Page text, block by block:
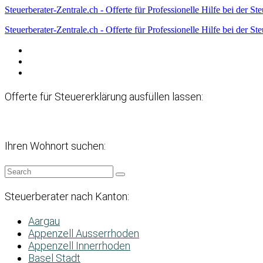
Steuerberater-Zentrale.ch - Offerte für Professionelle Hilfe bei der
Steuerberater-Zentrale.ch - Offerte für Professionelle Hilfe bei der
Offerte für Steuererklärung ausfüllen lassen:
Ihren Wohnort suchen:
Steuerberater nach Kanton:
Aargau
Appenzell Ausserrhoden
Appenzell Innerrhoden
Basel Stadt